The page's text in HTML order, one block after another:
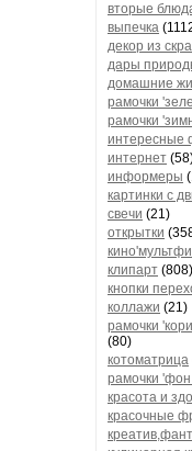
вторые
выпечка
декор из
дары
домашние
рамочки
рамочки
интересные
интернет
информеры
картинки с
свечи (21)
открытки
клипарт (808)
кнопки
коллажи (21)
рамочки
(80)
котоматрица
рамочки
красота и
красочные